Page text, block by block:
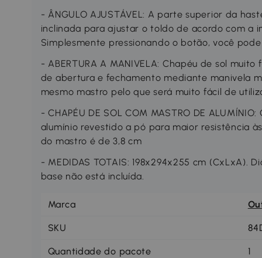
- ÂNGULO AJUSTÁVEL: A parte superior da
inclinada para ajustar o toldo de acordo com a
Simplesmente pressionando o botão, você
- ABERTURA A MANIVELA: Chapéu de sol
de abertura e fechamento mediante manivela
mesmo mastro pelo que será muito fácil de
- CHAPÉU DE SOL COM MASTRO DE
alumínio revestido a pó para maior resistência
do mastro é de 3,8 cm
- MEDIDAS TOTAIS: 198x294x255 cm (CxLxA).
base não está incluída.
Marca
SKU
Quantidade do pacote 1